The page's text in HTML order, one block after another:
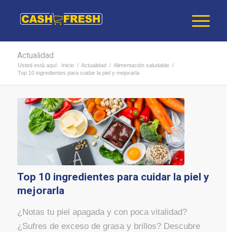
Actualidad
Usted está aquí: Inicio / Actualidad / Alimentación saludable /
Top 10 ingredientes para cuidar la piel y mejorarla
Top 10 ingredientes para cuidar la piel y
mejorarla
¿Notas tu piel apagada y con poca vitalidad?
¿Sufres de exceso de grasa y brillos? Descubre